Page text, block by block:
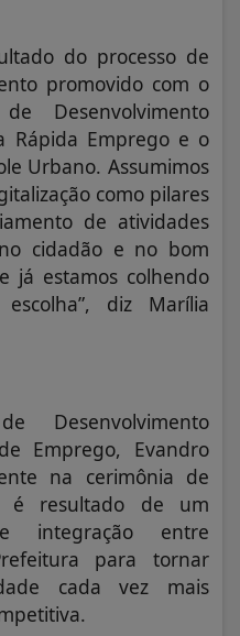
do processo de
promovido com o
Desenvolvimento
Rápida Emprego e o
Urbano. Assumimos
como pilares
de atividades
cidadão e no bom
já estamos colhendo
diz Marília
Desenvolvimento
Emprego, Evandro
na cerimônia de
é resultado de um
integração entre
para tornar
cada vez mais